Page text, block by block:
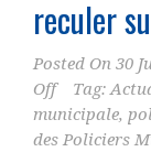
reculer
Posted On 30
Off
Tag:
municipale,
des Policiers